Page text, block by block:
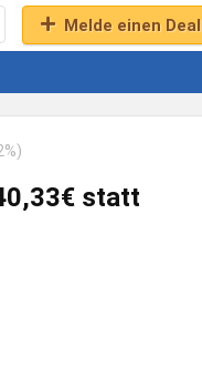
Melde einen Deal
statt